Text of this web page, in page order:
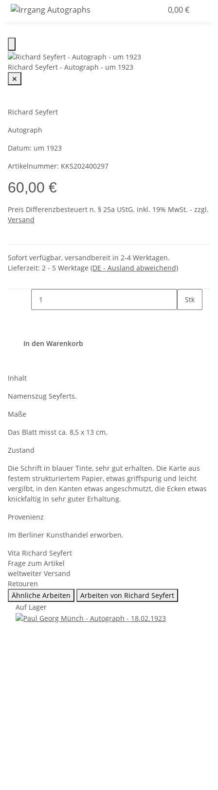
0,00 €
Richard Seyfert - Autograph - um 1923
✕
Richard Seyfert
Autograph
Datum: um 1923
Artikelnummer: KKS202400297
60,00 €
Preis Differenzbesteuert n. § 25a UStG. inkl. 19% MwSt. - zzgl.
Versand
Sofort verfügbar, versandbereit in 2-4 Werktagen.
Lieferzeit: 2 - 5 Werktage (DE - Ausland abweichend)
Stk
In den Warenkorb
Inhalt
Namenszug Seyferts.
Maße
Das Blatt misst ca. 8,5 x 13 cm.
Zustand
Die Schrift in blauer Tinte, sehr gut erhalten. Die Karte aus
festem strukturiertem Papier, etwas griffspurig und leicht
vergilbt, in den Kanten etwas angeschmutzt, die Ecken etwas
knickfaltig In sehr guter Erhaltung.
Provenienz
Im Berliner Kunsthandel erworben.
Vita Richard Seyfert
Frage zum Artikel
weltweiter Versand
Retouren
Ähnliche Arbeiten
Arbeiten von Richard Seyfert
Auf Lager